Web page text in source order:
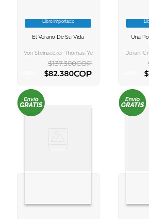
VER INFORMACION
Libro Importado
El Verano De Su Vida
Von Steinaecker Thomas, Yelin Barbara,
$137.300COP
$82.380COP
AGREGAR AL CARRITO
VER
Una
Duran,
$